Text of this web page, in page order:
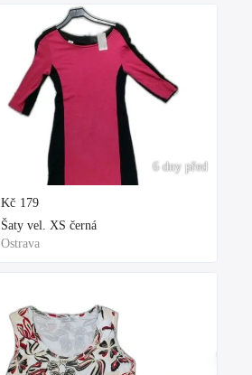
6 dny před
Kč 179
Šaty vel. XS černá
Ostrava